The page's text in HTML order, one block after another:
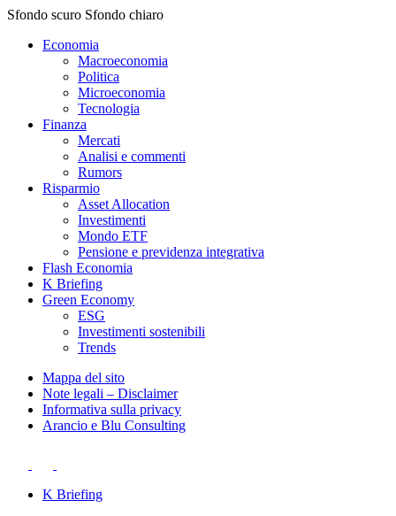
Sfondo scuro Sfondo chiaro
Economia
Macroeconomia
Politica
Microeconomia
Tecnologia
Finanza
Mercati
Analisi e commenti
Rumors
Risparmio
Asset Allocation
Investimenti
Mondo ETF
Pensione e previdenza integrativa
Flash Economia
K Briefing
Green Economy
ESG
Investimenti sostenibili
Trends
Mappa del sito
Note legali – Disclaimer
Informativa sulla privacy
Arancio e Blu Consulting
K Briefing